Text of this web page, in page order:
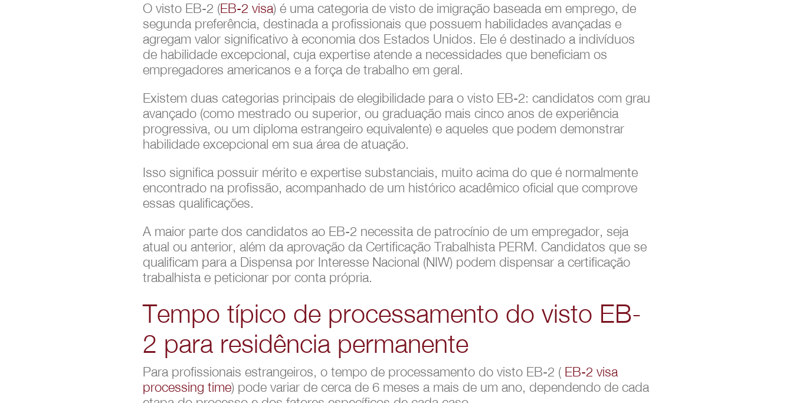
O visto EB-2 (EB-2 visa) é uma categoria de visto de imigração baseada em emprego, de
segunda preferência, destinada a profissionais que possuem habilidades avançadas e
agregam valor significativo à economia dos Estados Unidos. Ele é destinado a indivíduos
de habilidade excepcional, cuja expertise atende a necessidades que beneficiam os
empregadores americanos e a força de trabalho em geral.
Existem duas categorias principais de elegibilidade para o visto EB-2: candidatos com grau
avançado (como mestrado ou superior, ou graduação mais cinco anos de experiência
progressiva, ou um diploma estrangeiro equivalente) e aqueles que podem demonstrar
habilidade excepcional em sua área de atuação.
Isso significa possuir mérito e expertise substanciais, muito acima do que é normalmente
encontrado na profissão, acompanhado de um histórico acadêmico oficial que comprove
essas qualificações.
A maior parte dos candidatos ao EB-2 necessita de patrocínio de um empregador, seja
atual ou anterior, além da aprovação da Certificação Trabalhista PERM. Candidatos que se
qualificam para a Dispensa por Interesse Nacional (NIW) podem dispensar a certificação
trabalhista e peticionar por conta própria.
Tempo típico de processamento do visto EB-
2 para residência permanente
Para profissionais estrangeiros, o tempo de processamento do visto EB-2 ( EB-2 visa
processing time) pode variar de cerca de 6 meses a mais de um ano, dependendo de cada